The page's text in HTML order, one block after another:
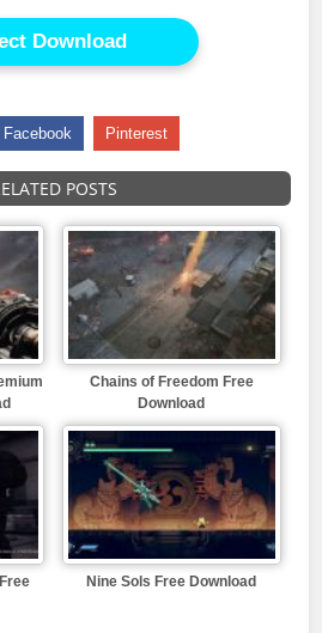
Download
Facebook Pinterest
POSTS
Chains of Freedom Free
Download
Nine Sols Free Download